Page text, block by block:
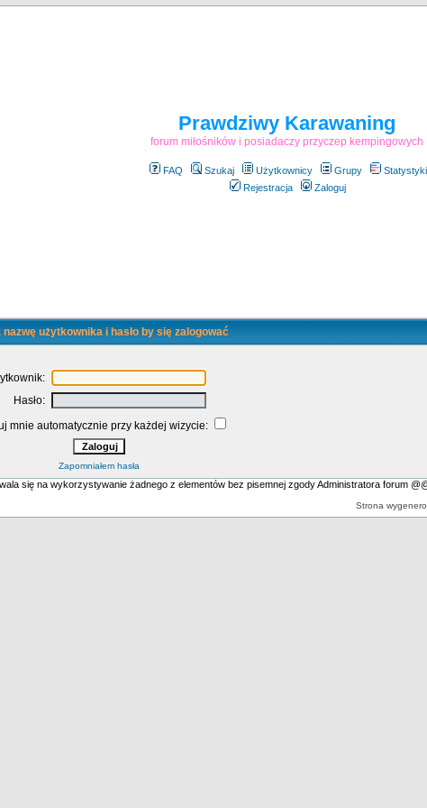
Prawdziwy Karawaning
forum miłośników i posiadaczy przyczep kempingowych
FAQ Szukaj Użytkownicy Grupy
Statystyki
Rejestracja
Zaloguj
nazwę użytkownika i hasło by się zalogować
Hasło:
mnie automatycznie przy każdej wizycie:
Zapomniałem hasła
się na wykorzystywanie żadnego z elementów bez pisemnej zgody Administratora forum
Strona